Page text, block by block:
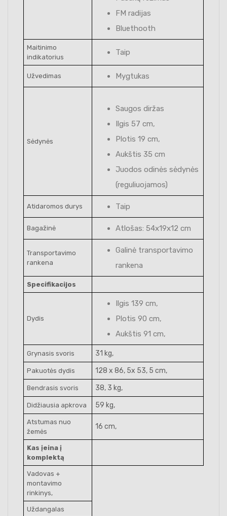
FM radijas
Bluethooth
Maitinimo
indikatorius
Taip
Užvedimas Mygtukas
Sėdynės
Saugos diržas
Ilgis 57 cm,
Plotis 19 cm,
Aukštis 35 cm
Juodos odinės sėdynės
(reguliuojamos)
Atidaromos durys Taip
Bagažinė Atlošas: 54x19x12 cm
Transportavimo
rankena
Galinė transportavimo
rankena
Specifikacijos
Dydis
Ilgis 139 cm,
Plotis 90 cm,
Aukštis 91 cm,
Grynasis svoris 31 kg,
Pakuotės dydis 128 x 86, 5x 53, 5 cm,
Bendrasis svoris 38, 3 kg,
Didžiausia apkrova 59 kg,
Atstumas nuo
žemės
16 cm,
Kas įeina į
komplektą
Vadovas +
montavimo
rinkinys,
Uždangalas